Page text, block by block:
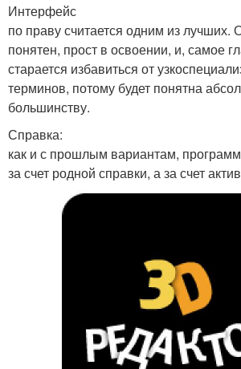
Интерфейс
по праву считается одним из лучших.
понятен, прост в освоении, и, самое
старается избавиться от
терминов, потому будет понятна
большинству.
Справка:
как и с прошлым вариантам,
за счет родной справки, а за счет